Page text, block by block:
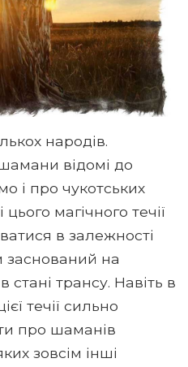
народів.
шамани відомі до
і про чукотських
магічного течії
в залежності
заснований на
стані трансу. Навіть в
течії сильно
про шаманів
зовсім інші